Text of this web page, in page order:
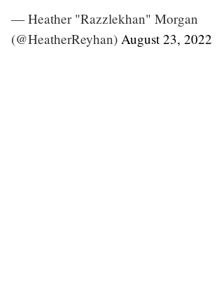
— Heather "Razzlekhan" Morgan
(@HeatherReyhan) August 23, 2022